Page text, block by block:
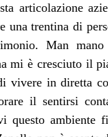
articolazione
una trentina di
Man
mi è cresciuto il
vivere in diretta
il sentirsi
questo
e potente. Poi
per dare sfogo
di vino e di mode
per l’alcol
furono i farmacisti
farne uno).
vino ma succo